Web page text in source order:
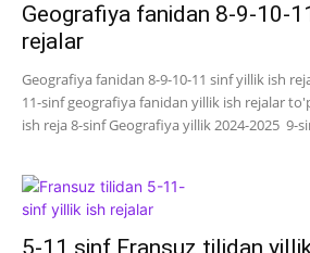
Geografiya fanidan 8-9-10-
rejalar
Geografiya fanidan 8-9-10-11 sinf yillik ish
11-sinf geografiya fanidan yillik ish rejalar
ish reja 8-sinf Geografiya yillik 2024-2025 9-
5-11 sinf Fransuz tilidan